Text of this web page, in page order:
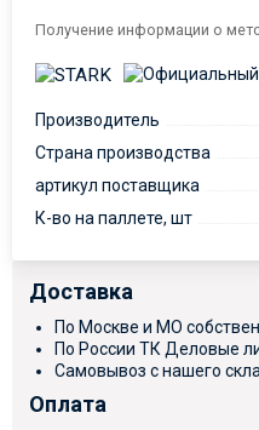
Получение информации о
Производитель
Страна производства
артикул поставщика
К-во на паллете, шт
Доставка
По Москве и МО
По России ТК Деловые
Самовывоз с нашего
Оплата